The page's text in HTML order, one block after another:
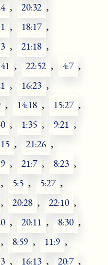
, 20:32 ,
, 18:17 ,
, 21:18 ,
, 22:52 , 4:7 ,
, 16:23 ,
, 14:18 , 15:27 ,
, 1:35 , 9:21 ,
, 21:26 ,
, 21:7 , 8:23 ,
, 5:5 , 5:27 ,
, 20:28 , 22:10 ,
, 20:11 , 8:30 ,
, 8:59 , 11:9 ,
, 16:13 , 20:7 ,